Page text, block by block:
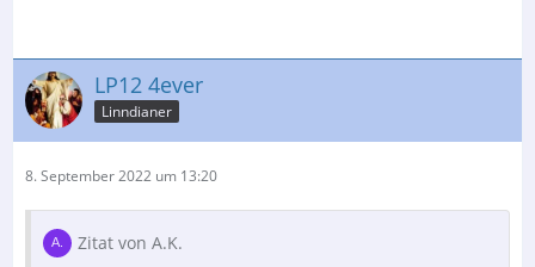
LP12 4ever
Linndianer
8. September 2022 um 13:20
Zitat von A.K.